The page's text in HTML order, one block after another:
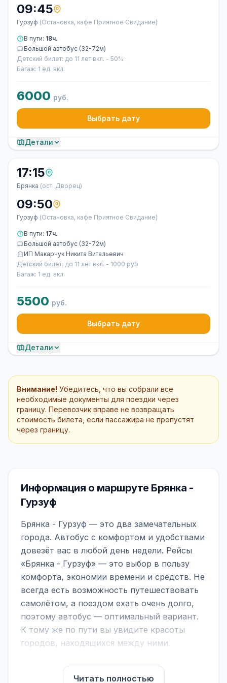
09:45
Гурзуф (Остановка, кафе Приятное Свидание)
В пути: 18ч.
Большой автобус (32-72м)
Детский билет: до 11 лет вкл. - 50%
Багаж: 1 ед. вкл.
6000 руб.
Выбрать дату
Детали
17:15
Брянка (ост. Дворец)
09:50
Гурзуф (Остановка, кафе Приятное Свидание)
В пути: 17ч.
Большой автобус (32-72м)
ИП Макарчук Никита Витальевич
Детский билет: до 11 лет вкл. - 1000 руб
Багаж: 1 ед. вкл.
5500 руб.
Выбрать дату
Детали
Внимание! Убедитесь, что вы собрали все
необходимые документы для поездки через
границу. Перевозчик вправе не возвращать
стоимость билета, если пассажира не пропустят
через границу.
Информация о маршруте Брянка -
Гурзуф
Брянка - Гурзуф — это два замечательных
города. Автобус с комфортом и удобствами
довезёт вас в любой день недели. Рейсы
«Брянка - Гурзуф» — это выбор в пользу
комфорта, экономии времени и средств. Не
всегда есть возможность путешествовать
самолётом, а поездом ехать очень долго,
поэтому автобус — оптимальный вариант.
К тому же по пути вы увидите красоты
городов, находящихся между ними.
На нашем сайте вы можете найти
расписание автобусов Брянка - Гурзуф,
Читать полностью